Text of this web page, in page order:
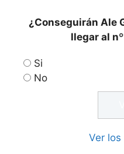
¿Conseguirán Ale
llegar al
Si
No
Ver